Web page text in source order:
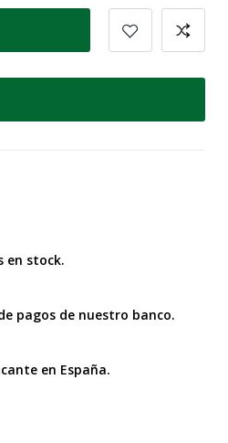
en stock.
pagos de nuestro banco.
en España.